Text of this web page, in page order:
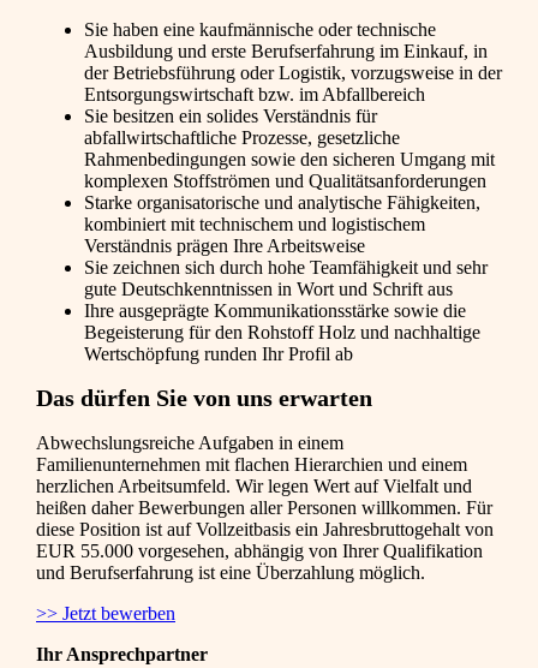
Sie haben eine kaufmännische oder technische
Ausbildung und erste Berufserfahrung im Einkauf, in
der Betriebsführung oder Logistik, vorzugsweise in der
Entsorgungswirtschaft bzw. im Abfallbereich
Sie besitzen ein solides Verständnis für
abfallwirtschaftliche Prozesse, gesetzliche
Rahmenbedingungen sowie den sicheren Umgang mit
komplexen Stoffströmen und Qualitätsanforderungen
Starke organisatorische und analytische Fähigkeiten,
kombiniert mit technischem und logistischem
Verständnis prägen Ihre Arbeitsweise
Sie zeichnen sich durch hohe Teamfähigkeit und sehr
gute Deutschkenntnissen in Wort und Schrift aus
Ihre ausgeprägte Kommunikationsstärke sowie die
Begeisterung für den Rohstoff Holz und nachhaltige
Wertschöpfung runden Ihr Profil ab
Das dürfen Sie von uns erwarten
Abwechslungsreiche Aufgaben in einem
Familienunternehmen mit flachen Hierarchien und einem
herzlichen Arbeitsumfeld. Wir legen Wert auf Vielfalt und
heißen daher Bewerbungen aller Personen willkommen. Für
diese Position ist auf Vollzeitbasis ein Jahresbruttogehalt von
EUR 55.000 vorgesehen, abhängig von Ihrer Qualifikation
und Berufserfahrung ist eine Überzahlung möglich.
>> Jetzt bewerben
Ihr Ansprechpartner